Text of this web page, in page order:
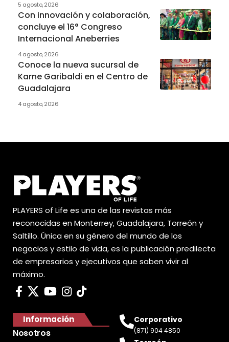
5 agosto, 2026
Con innovación y colaboración,
concluye el 16° Congreso
Internacional Aneberries
4 agosto, 2026
Conoce la nueva sucursal de
Karne Garibaldi en el Centro de
Guadalajara
4 agosto, 2026
PLAYERS of Life es una de las revistas más
reconocidas en Monterrey, Guadalajara, Torreón y
Saltillo. Única en su género del mundo de los
negocios y estilo de vida, es la publicación predilecta
de empresarios y ejecutivos que saben vivir al
máximo.
Información
Nosotros
Corporativo
(871) 904 4850